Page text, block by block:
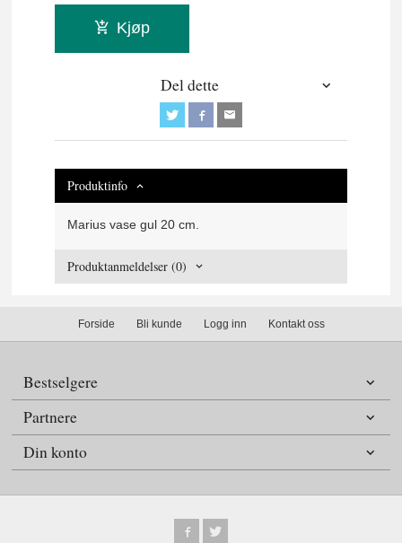
Kjøp
Del dette
Produktinfo
Marius vase gul 20 cm.
Produktanmeldelser (0)
Forside Bli kunde Logg inn Kontakt oss
Bestselgere
Partnere
Din konto